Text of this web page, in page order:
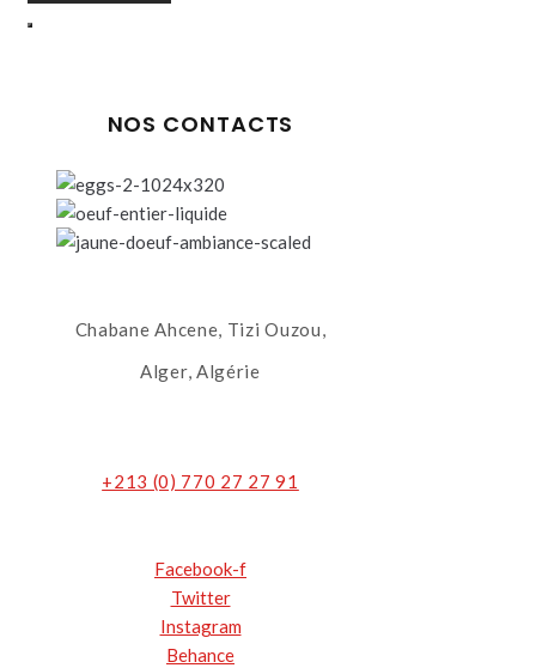
NOS CONTACTS
Chabane Ahcene, Tizi Ouzou,
Alger, Algérie
+213 (0) 770 27 27 91
Facebook-f
Twitter
Instagram
Behance